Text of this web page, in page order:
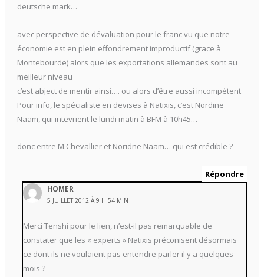
deutsche mark…
avec perspective de dévaluation pour le franc vu que notre
économie est en plein effondrement improductif (grace à
Montebourde) alors que les exportations allemandes sont au
meilleur niveau
c’est abject de mentir ainsi…. ou alors d’être aussi incompétent
Pour info, le spécialiste en devises à Natixis, c’est Nordine
Naam, qui intevrient le lundi matin à BFM à 10h45…
donc entre M.Chevallier et Noridne Naam… qui est crédible ?
Répondre
HOMER
5 JUILLET 2012 À 9 H 54 MIN
Merci Tenshi pour le lien, n’est-il pas remarquable de
constater que les « experts » Natixis préconisent désormais
ce dont ils ne voulaient pas entendre parler il y a quelques
mois ?